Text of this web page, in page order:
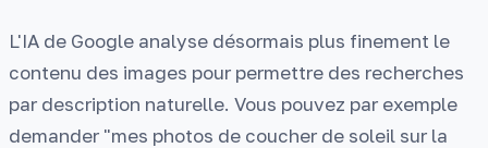
L'IA de Google analyse désormais plus finement le
contenu des images pour permettre des recherches
par description naturelle. Vous pouvez par exemple
demander "mes photos de coucher de soleil sur la